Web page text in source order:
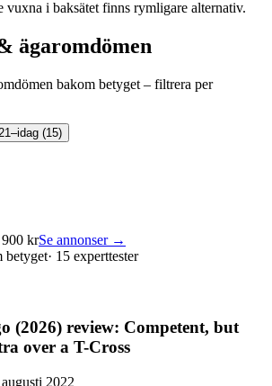
vuxna i baksätet finns rymligare alternativ.
ägaromdömen
bakom betyget – filtrera per
(15)
krSe annonser →
betyget· 15 experttester
(2026) review: Competent, but
over a T-Cross
2022